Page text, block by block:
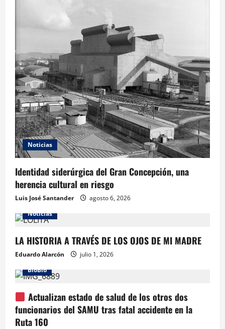
Noticias
Identidad siderúrgica del Gran Concepción, una
herencia cultural en riesgo
Luis José Santander
agosto 6, 2026
Noticias
LA HISTORIA A TRAVÉS DE LOS OJOS DE MI MADRE
Eduardo Alarcón
julio 1, 2026
BioBio
Actualizan estado de salud de los otros dos
funcionarios del SAMU tras fatal accidente en la
Ruta 160